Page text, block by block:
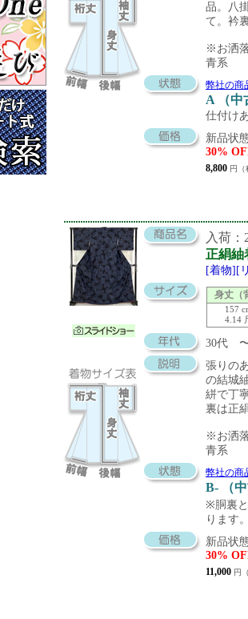
品。八
て。衿
※お洒
青系
弊社の商
A （中
仕付け
新品状
30%
8,800 円
入荷：
正絹紬
[着物][
身丈（
157
4.14
30代
張りの
の結城
絣で丁
裏は正
※お洒
青系
弊社の商
B- （
※胴裏
ります
新品状
30%
11,000 円